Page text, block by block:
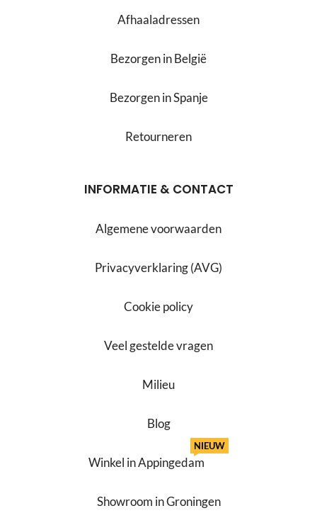
Afhaaladressen
Bezorgen in België
Bezorgen in Spanje
Retourneren
INFORMATIE & CONTACT
Algemene voorwaarden
Privacyverklaring (AVG)
Cookie policy
Veel gestelde vragen
Milieu
Blog
Winkel in Appingedam
NIEUW
Showroom in Groningen